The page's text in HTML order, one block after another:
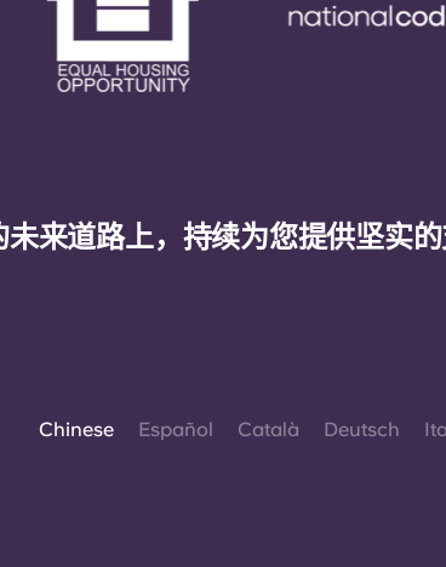
来道路上，持续为您提供坚实的
Chinese Español Català Deutsch